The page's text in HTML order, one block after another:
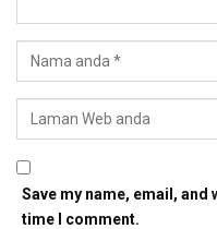
Save my name, email,
time I comment.